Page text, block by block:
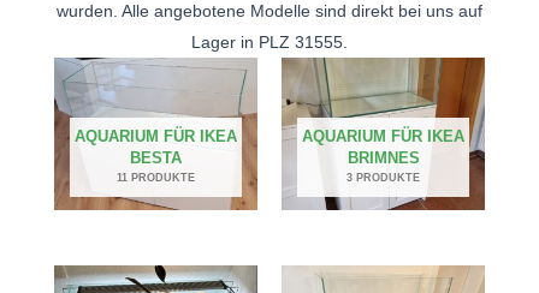
wurden. Alle angebotene Modelle sind direkt bei uns auf
Lager in PLZ 31555.
AQUARIUM FÜR IKEA
BESTA
11 PRODUKTE
AQUARIUM FÜR IKEA
BRIMNES
3 PRODUKTE